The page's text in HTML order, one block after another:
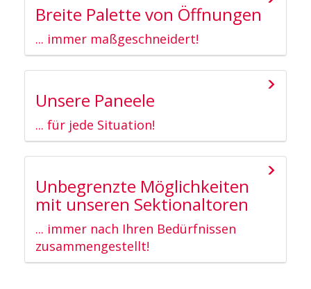
Breite Palette von Öffnungen
... immer maßgeschneidert!
Unsere Paneele
... für jede Situation!
Unbegrenzte Möglichkeiten
mit unseren Sektionaltoren
... immer nach Ihren Bedürfnissen
zusammengestellt!